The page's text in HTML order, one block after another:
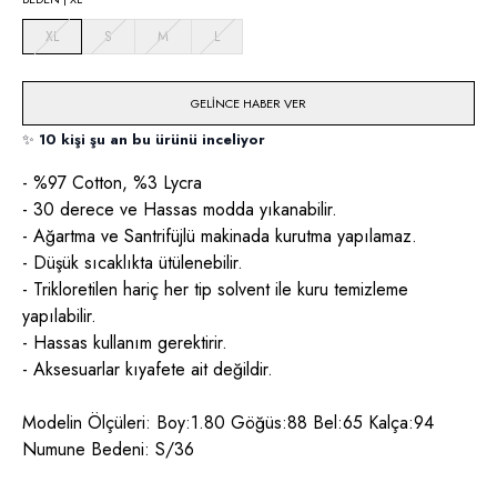
XL S M L
GELINCE HABER VER
✨ 10 kişi şu an bu ürünü inceliyor
- %97 Cotton, %3 Lycra
- 30 derece ve Hassas modda yıkanabilir.
- Ağartma ve Santrifüjlü makinada kurutma yapılamaz.
- Düşük sıcaklıkta ütülenebilir.
- Trikloretilen hariç her tip solvent ile kuru temizleme
yapılabilir.
- Hassas kullanım gerektirir.
- Aksesuarlar kıyafete ait değildir.
Modelin Ölçüleri: Boy:1.80 Göğüs:88 Bel:65 Kalça:94
Numune Bedeni: S/36